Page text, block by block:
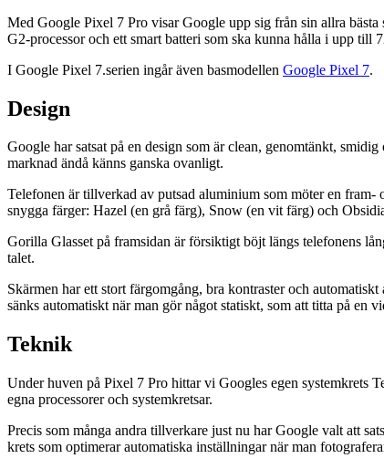
Med Google Pixel 7 Pro visar Google upp sig från sin allra
G2-processor och ett smart batteri som ska kunna hålla i upp till
I Google Pixel 7.serien ingår även basmodellen Google Pixel 7.
Design
Google har satsat på en design som är clean, genomtänkt,
marknad ändå känns ganska ovanligt.
Telefonen är tillverkad av putsad aluminium som möter en
snygga färger: Hazel (en grå färg), Snow (en vit färg) och
Gorilla Glasset på framsidan är försiktigt böjt längs telefonens
talet.
Skärmen har ett stort färgomgång, bra kontraster och
sänks automatiskt när man gör något statiskt, som att titta på en
Teknik
Under huven på Pixel 7 Pro hittar vi Googles egen systemkrets
egna processorer och systemkretsar.
Precis som många andra tillverkare just nu har Google valt att
krets som optimerar automatiska inställningar när man